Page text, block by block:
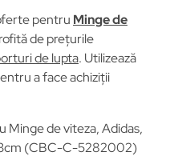
pentru Minge de
de prețurile
de lupta. Utilizează
a face achiziții
Minge de viteza, Adidas,
(CBC-C-5282002)